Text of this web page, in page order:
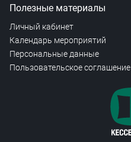
Полезные материалы
Личный кабинет
Календарь мероприятий
Персональные данные
Пользовательское соглашение